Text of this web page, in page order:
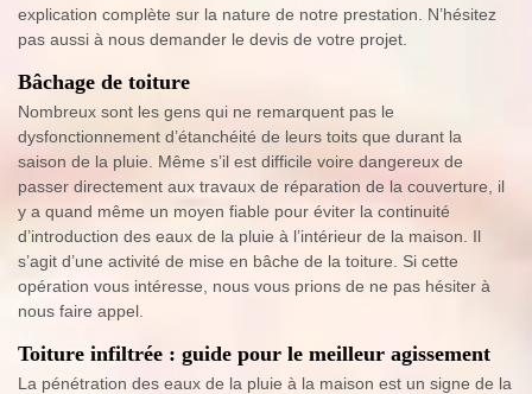
explication complète sur la nature de notre prestation. N’hésitez
pas aussi à nous demander le devis de votre projet.
Bâchage de toiture
Nombreux sont les gens qui ne remarquent pas le
dysfonctionnement d’étanchéité de leurs toits que durant la
saison de la pluie. Même s’il est difficile voire dangereux de
passer directement aux travaux de réparation de la couverture, il
y a quand même un moyen fiable pour éviter la continuité
d’introduction des eaux de la pluie à l’intérieur de la maison. Il
s’agit d’une activité de mise en bâche de la toiture. Si cette
opération vous intéresse, nous vous prions de ne pas hésiter à
nous faire appel.
Toiture infiltrée : guide pour le meilleur agissement
La pénétration des eaux de la pluie à la maison est un signe de la